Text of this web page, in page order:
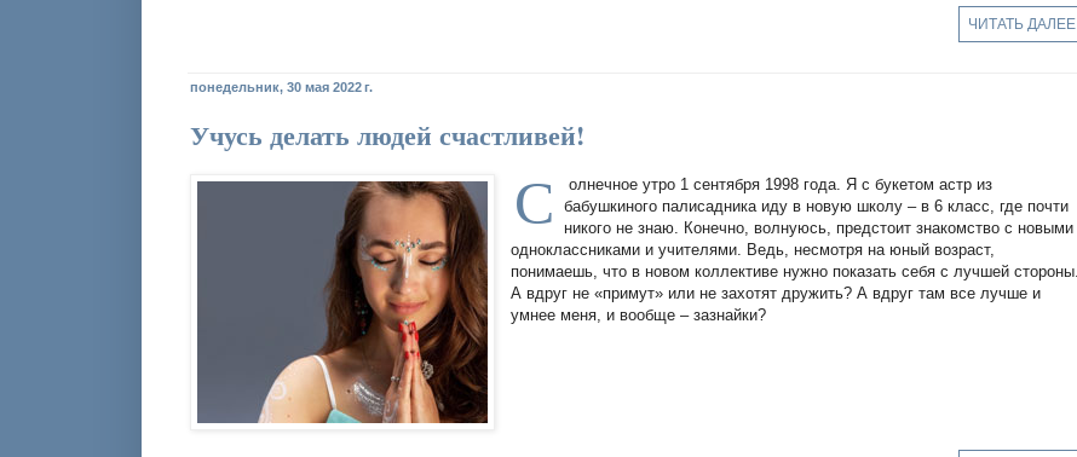
ЧИТАТЬ ДАЛЕЕ
понедельник, 30 мая 2022 г.
Учусь делать людей счастливей!
С
олнечное утро 1 сентября 1998 года. Я с букетом астр из
бабушкиного палисадника иду в новую школу – в 6 класс, где почти
никого не знаю. Конечно, волнуюсь, предстоит знакомство с новыми
одноклассниками и учителями. Ведь, несмотря на юный возраст,
понимаешь, что в новом коллективе нужно показать себя с лучшей стороны.
А вдруг не «примут» или не захотят дружить? А вдруг там все лучше и
умнее меня, и вообще – зазнайки?